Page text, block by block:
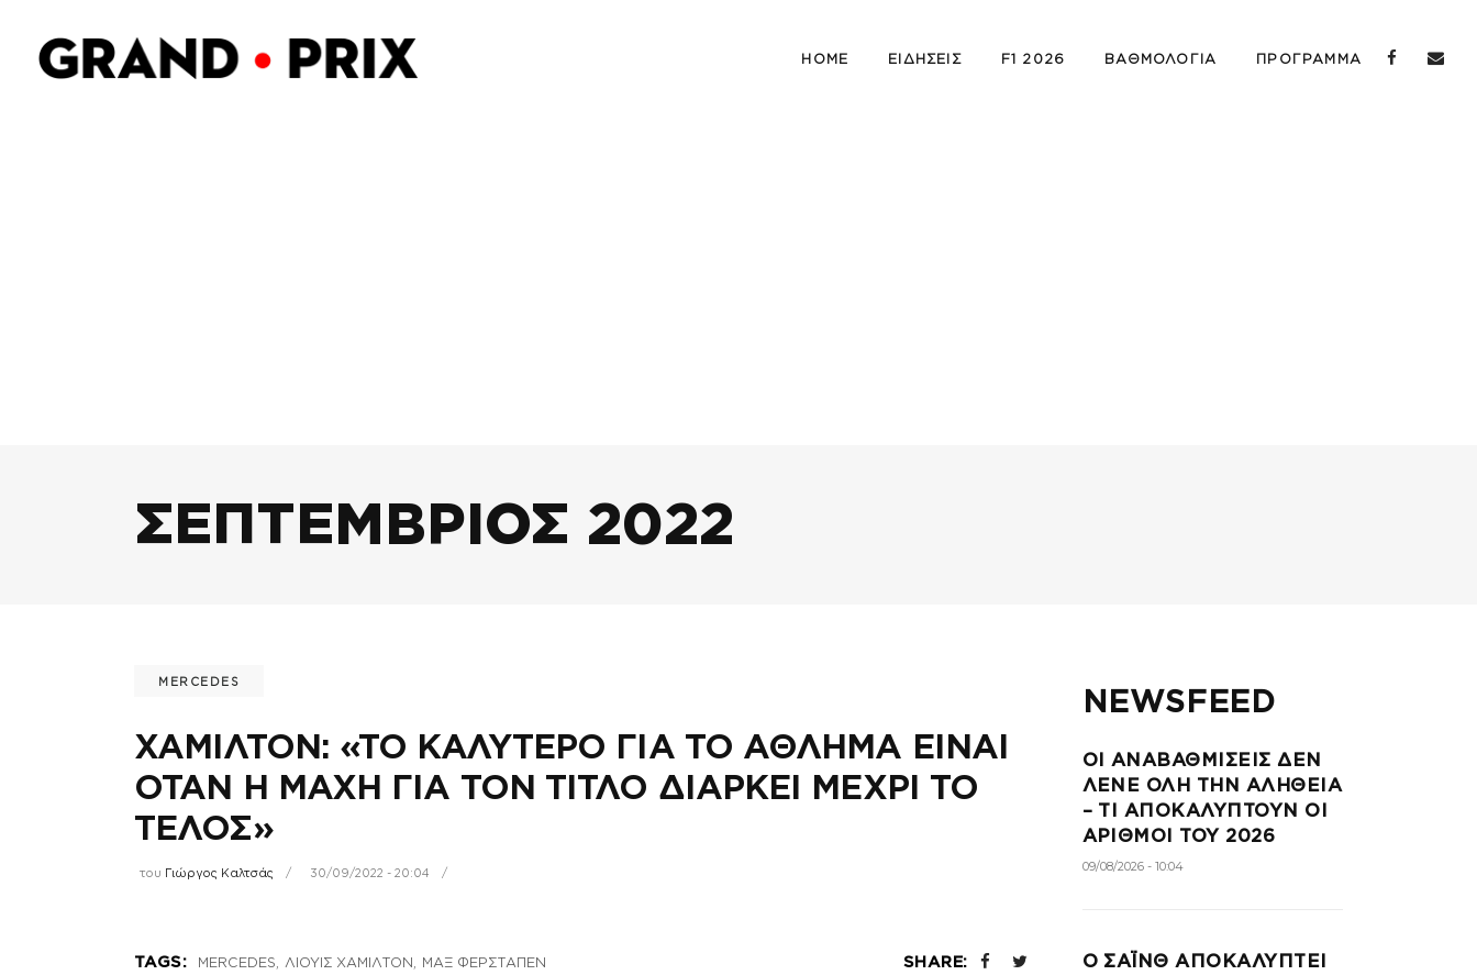
HOME ΕΙΔΗΣΕΙΣ F1 2026 ΒΑΘΜΟΛΟΓΙΑ ΠΡΟΓΡΑΜΜΑ
ΣΕΠΤΕΜΒΡΙΟΣ 2022
MERCEDES
ΧΑΜΙΛΤΟΝ: «ΤΟ ΚΑΛΥΤΕΡΟ ΓΙΑ ΤΟ ΑΘΛΗΜΑ ΕΙΝΑΙ
ΟΤΑΝ Η ΜΑΧΗ ΓΙΑ ΤΟΝ ΤΙΤΛΟ ΔΙΑΡΚΕΙ ΜΕΧΡΙ ΤΟ
ΤΕΛΟΣ»
του Γιώργος Καλτσάς 30/09/2022 - 20:04
TAGS: MERCEDES ΛΙΟΥΙΣ ΧΑΜΙΛΤΟΝ ΜΑΞ ΦΕΡΣΤΑΠΕΝ SHARE:
NEWSFEED
ΟΙ ΑΝΑΒΑΘΜΙΣΕΙΣ ΔΕΝ
ΛΕΝΕ ΟΛΗ ΤΗΝ ΑΛΗΘΕΙΑ
– ΤΙ ΑΠΟΚΑΛΥΠΤΟΥΝ ΟΙ
ΑΡΙΘΜΟΙ ΤΟΥ 2026
09/08/2026 - 10:04
Ο ΣΑΪΝΘ ΑΠΟΚΑΛΥΠΤΕΙ